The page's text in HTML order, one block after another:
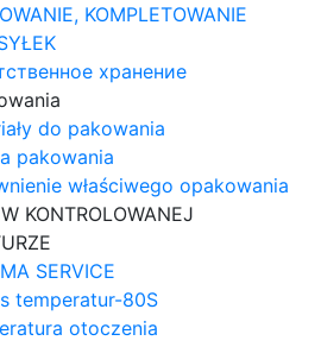
KOMPLETOWANIE
хранение
do pakowania
pakowania
właściwego opakowania
KONTROLOWANEJ
SERVICE
temperatur-80S
otoczenia